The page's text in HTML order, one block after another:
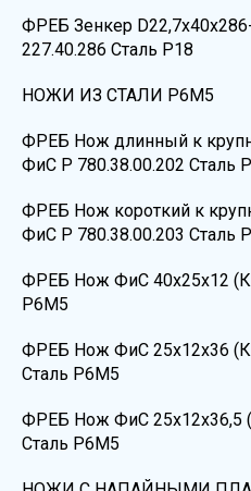
ФРЕБ Зенкер
227.40.286 Сталь Р18
НОЖИ ИЗ СТАЛИ Р6М5
ФРЕБ Нож длинный к
ФиС Р 780.38.00.202 Сталь
ФРЕБ Нож короткий к
ФиС Р 780.38.00.203 Сталь
ФРЕБ Нож ФиС 40х25х12
Р6М5
ФРЕБ Нож ФиС 25х12х36
Сталь Р6М5
ФРЕБ Нож ФиС 25х12х36,5
Сталь Р6М5